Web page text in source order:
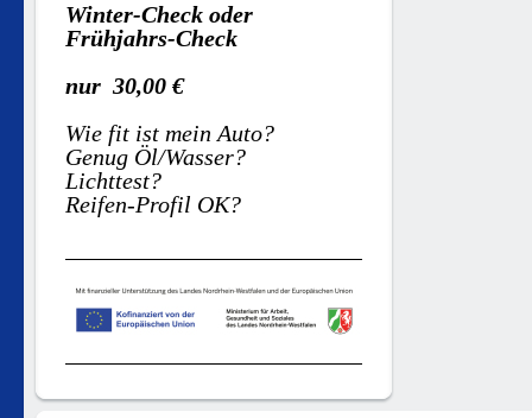
Winter-Check oder
Frühjahrs-Check
nur 30,00 €
Wie fit ist mein Auto?
Genug Öl/Wasser?
Lichttest?
Reifen-Profil OK?